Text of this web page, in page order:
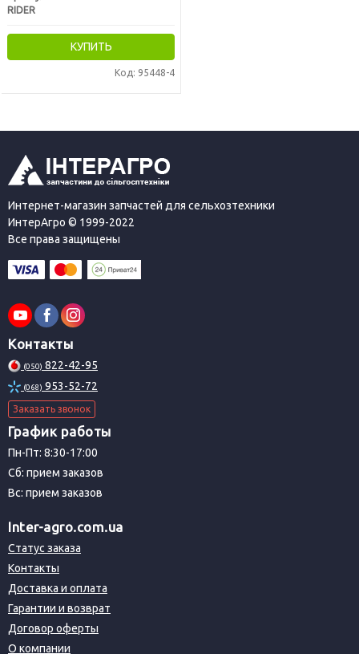
RIDER
КУПИТЬ
Код: 95448-4
Интернет-магазин запчастей для сельхозтехники
ИнтерАгро © 1999-2022
Все права защищены
Контакты
(050) 822-42-95
(068) 953-52-72
Заказать звонок
График работы
Пн-Пт: 8:30-17:00
Сб: прием заказов
Вс: прием заказов
Inter-agro.com.ua
Статус заказа
Контакты
Доставка и оплата
Гарантии и возврат
Договор оферты
О компании